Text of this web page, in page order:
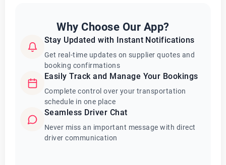
Why Choose Our App?
Stay Updated with Instant Notifications
Get real-time updates on supplier quotes and
booking confirmations
Easily Track and Manage Your Bookings
Complete control over your transportation
schedule in one place
Seamless Driver Chat
Never miss an important message with direct
driver communication